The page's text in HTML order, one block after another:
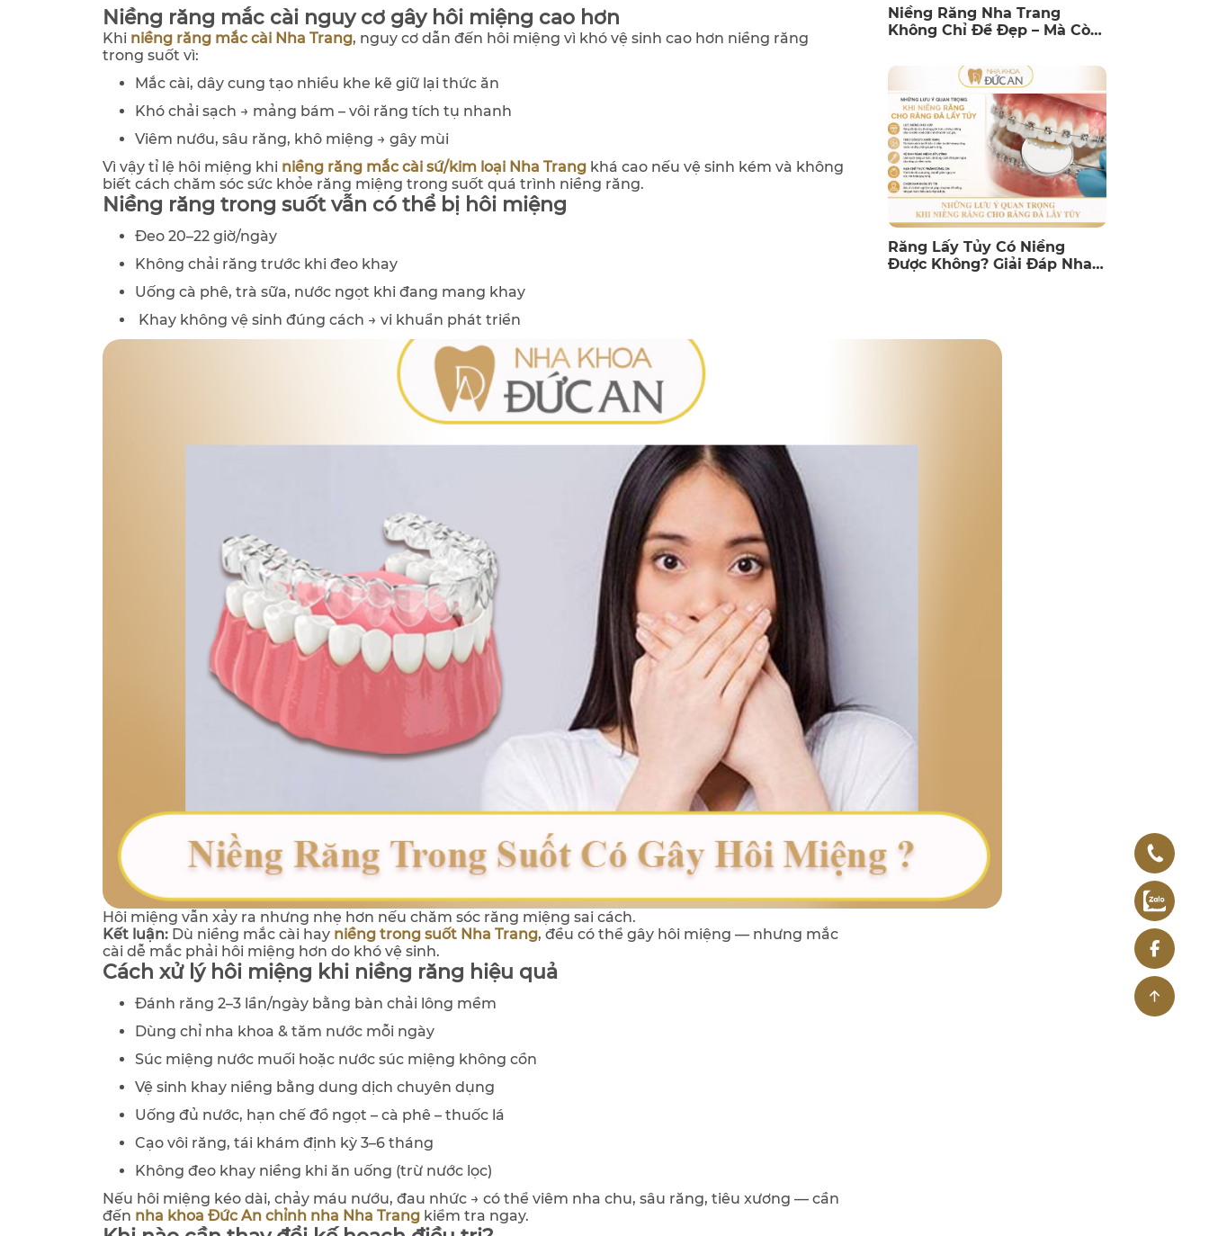
Niềng răng mắc cài nguy cơ gây hôi miệng cao hơn
Khi niềng răng mắc cài Nha Trang, nguy cơ dẫn đến hôi miệng vì khó vệ sinh cao hơn niềng răng
trong suốt vì:
Mắc cài, dây cung tạo nhiều khe kẽ giữ lại thức ăn
Khó chải sạch → mảng bám – vôi răng tích tụ nhanh
Viêm nướu, sâu răng, khô miệng → gây mùi
Vì vậy tỉ lệ hôi miệng khi niềng răng mắc cài sứ/kim loại Nha Trang khá cao nếu vệ sinh kém và không
biết cách chăm sóc sức khỏe răng miệng trong suốt quá trình niềng răng.
Niềng răng trong suốt vẫn có thể bị hôi miệng
Đeo 20–22 giờ/ngày
Không chải răng trước khi đeo khay
Uống cà phê, trà sữa, nước ngọt khi đang mang khay
Khay không vệ sinh đúng cách → vi khuẩn phát triển
Hôi miệng vẫn xảy ra nhưng nhẹ hơn nếu chăm sóc răng miệng sai cách.
Kết luận: Dù niềng mắc cài hay niềng trong suốt Nha Trang, đều có thể gây hôi miệng — nhưng mắc
cài dễ mắc phải hôi miệng hơn do khó vệ sinh.
Cách xử lý hôi miệng khi niềng răng hiệu quả
Đánh răng 2–3 lần/ngày bằng bàn chải lông mềm
Dùng chỉ nha khoa & tăm nước mỗi ngày
Súc miệng nước muối hoặc nước súc miệng không cồn
Vệ sinh khay niềng bằng dung dịch chuyên dụng
Uống đủ nước, hạn chế đồ ngọt – cà phê – thuốc lá
Cạo vôi răng, tái khám định kỳ 3–6 tháng
Không đeo khay niềng khi ăn uống (trừ nước lọc)
Nếu hôi miệng kéo dài, chảy máu nướu, đau nhức → có thể viêm nha chu, sâu răng, tiêu xương — cần
đến nha khoa Đức An chỉnh nha Nha Trang kiểm tra ngay.
Niềng Răng Nha Trang
Không Chỉ Để Đẹp – Mà Còn
Miệng Lâu Dài
Răng Lấy Tủy Có Niềng
Được Không? Giải Đáp Nha